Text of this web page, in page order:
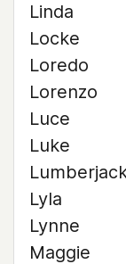
Linda
Locke
Loredo
Lorenzo
Luce
Luke
Lyla
Lynne
Maggie